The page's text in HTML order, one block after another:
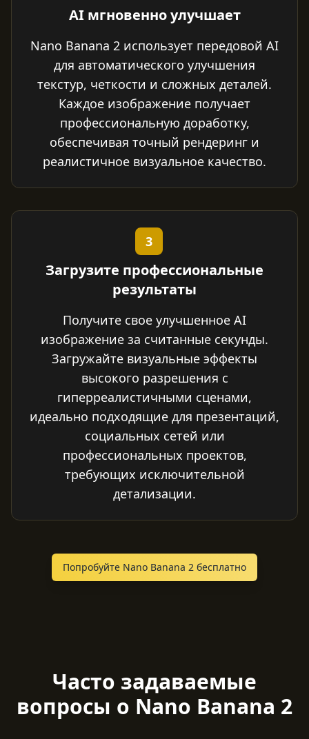
AI мгновенно улучшает
Nano Banana 2 использует передовой AI
для автоматического улучшения
текстур, четкости и сложных деталей.
Каждое изображение получает
профессиональную доработку,
обеспечивая точный рендеринг и
реалистичное визуальное качество.
3
Загрузите профессиональные
результаты
Получите свое улучшенное AI
изображение за считанные секунды.
Загружайте визуальные эффекты
высокого разрешения с
гиперреалистичными сценами,
идеально подходящие для презентаций,
социальных сетей или
профессиональных проектов,
требующих исключительной
детализации.
Попробуйте Nano Banana 2 бесплатно
Часто задаваемые
вопросы о Nano Banana 2